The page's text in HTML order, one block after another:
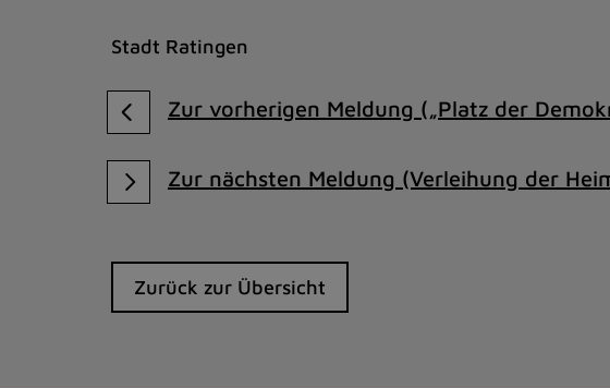
Stadt Ratingen
Zur vorherigen Meldung („Platz der
Zur nächsten Meldung (Verleihung der
Zurück zur Übersicht